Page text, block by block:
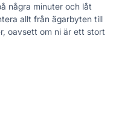
några minuter och låt
allt från ägarbyten till
oavsett om ni är ett stort